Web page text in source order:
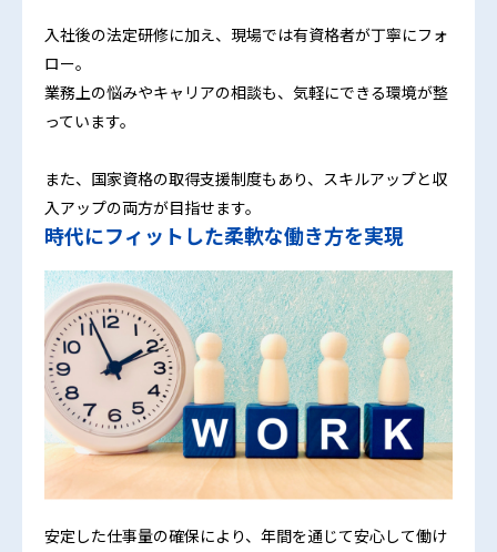
入社後の法定研修に加え、現場では有資格者が丁寧にフォ
ロー。
業務上の悩みやキャリアの相談も、気軽にできる環境が整
っています。
また、国家資格の取得支援制度もあり、スキルアップと収
入アップの両方が目指せます。
時代にフィットした柔軟な働き方を実現
安定した仕事量の確保により、年間を通じて安心して働け